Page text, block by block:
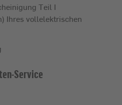
Teil I
Ihres vollelektrischen
Service